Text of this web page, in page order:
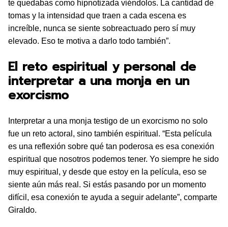
te quedabas como hipnotizada viéndolos. La cantidad de
tomas y la intensidad que traen a cada escena es
increíble, nunca se siente sobreactuado pero sí muy
elevado. Eso te motiva a darlo todo también”.
El reto espiritual y personal de
interpretar a una monja en un
exorcismo
Interpretar a una monja testigo de un exorcismo no solo
fue un reto actoral, sino también espiritual. “Esta película
es una reflexión sobre qué tan poderosa es esa conexión
espiritual que nosotros podemos tener. Yo siempre he sido
muy espiritual, y desde que estoy en la película, eso se
siente aún más real. Si estás pasando por un momento
difícil, esa conexión te ayuda a seguir adelante”, comparte
Giraldo.